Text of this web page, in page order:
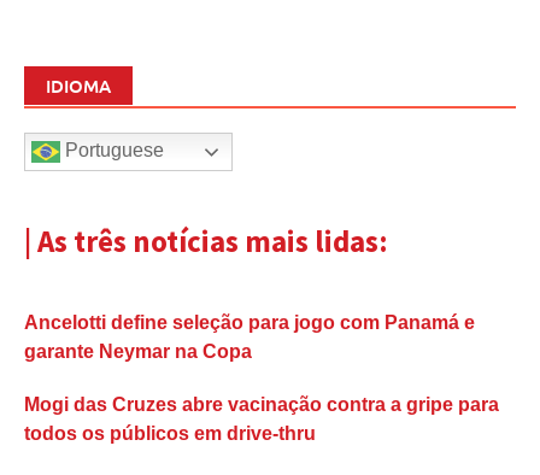
IDIOMA
Portuguese
| As três notícias mais lidas:
Ancelotti define seleção para jogo com Panamá e
garante Neymar na Copa
Mogi das Cruzes abre vacinação contra a gripe para
todos os públicos em drive-thru